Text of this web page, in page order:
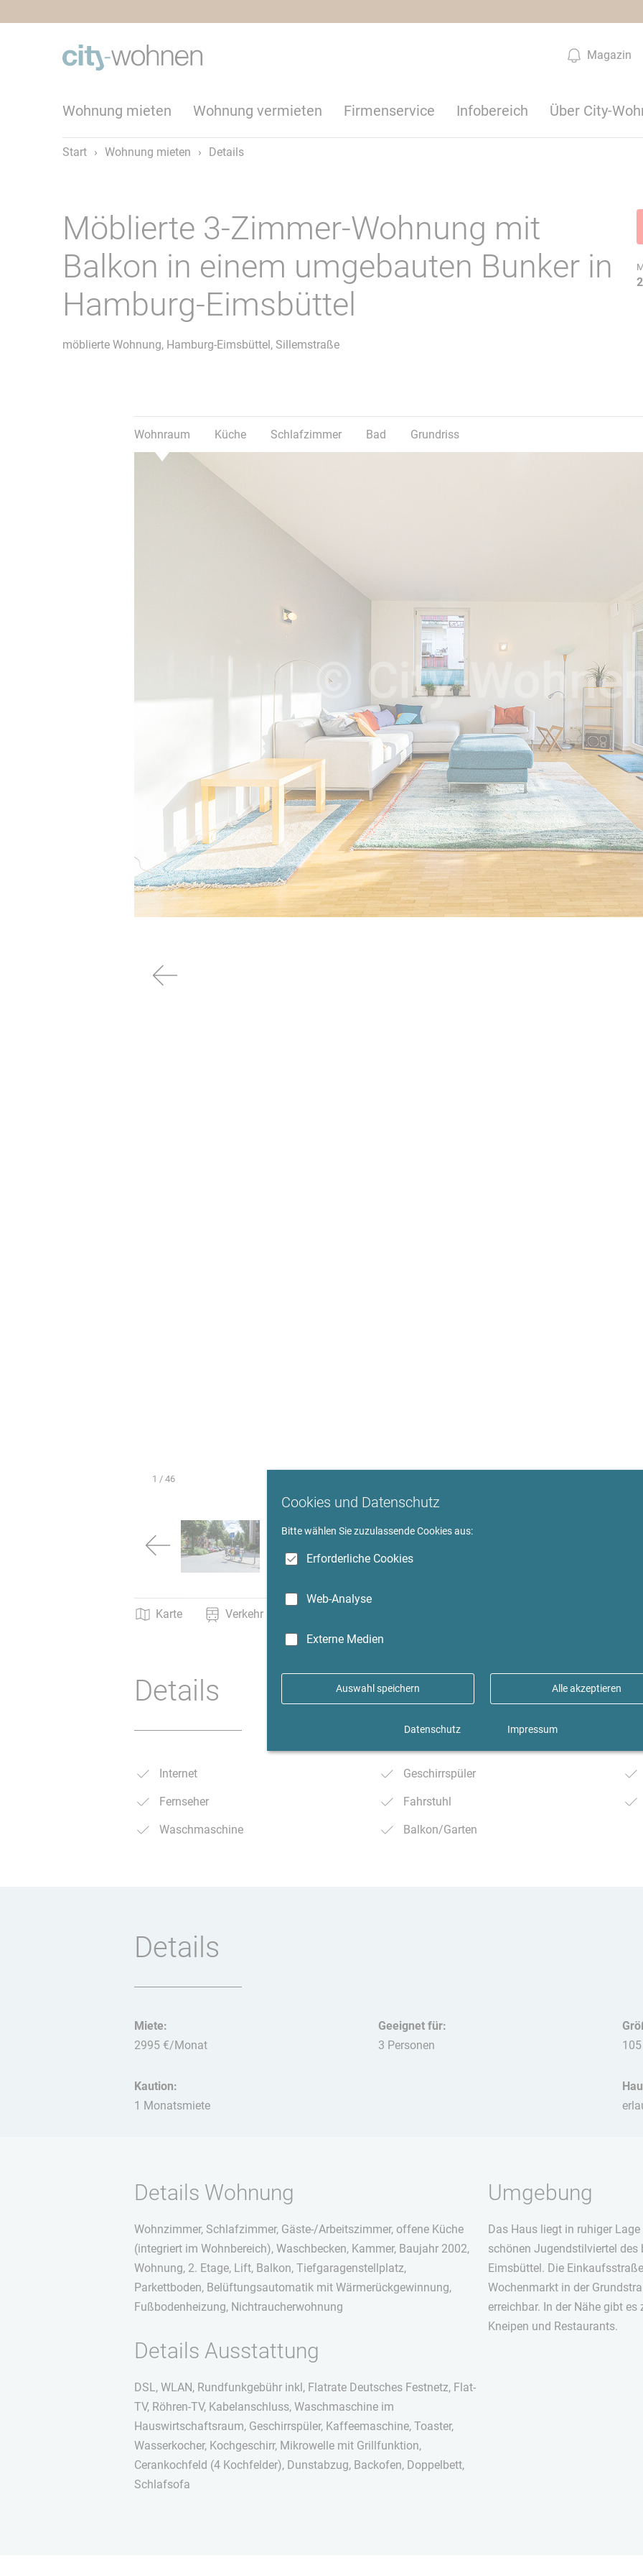
Magazin
Wohnung mieten Wohnung vermieten Firmenservice Infobereich Über City-
Start › Wohnung mieten › Details
Möblierte 3-Zimmer-Wohnung mit
Balkon in einem umgebauten Bunker in
Hamburg-Eimsbüttel
möblierte Wohnung, Hamburg-Eimsbüttel, Sillemstraße
Wohnraum Küche Schlafzimmer Bad Grundriss
1 / 46
→
Karte Verkehr
Details
Internet
Fernseher
Waschmaschine
Geschirrspüler
Fahrstuhl
Balkon/Garten
Details
Miete:
2995 €/Monat
Kaution:
1 Monatsmiete
Geeignet für:
3 Personen
Details Wohnung
Wohnzimmer, Schlafzimmer, Gäste-/Arbeitszimmer, offene Küche
(integriert im Wohnbereich), Waschbecken, Kammer, Baujahr 2002,
Wohnung, 2. Etage, Lift, Balkon, Tiefgaragenstellplatz,
Parkettboden, Belüftungsautomatik mit Wärmerückgewinnung,
Fußbodenheizung, Nichtraucherwohnung
Details Ausstattung
DSL, WLAN, Rundfunkgebühr inkl, Flatrate Deutsches Festnetz, Flat-
TV, Röhren-TV, Kabelanschluss, Waschmaschine im
Hauswirtschaftsraum, Geschirrspüler, Kaffeemaschine, Toaster,
Wasserkocher, Kochgeschirr, Mikrowelle mit Grillfunktion,
Cerankochfeld (4 Kochfelder), Dunstabzug, Backofen, Doppelbett,
Schlafsofa
Umgebung
Das Haus liegt in ruhiger
schönen Jugendstilviertel
Eimsbüttel. Die
Wochenmarkt in der
erreichbar. In der Nähe gibt
Kneipen und Restaurants.
Cookies und Datenschutz
Bitte wählen Sie zuzulassende Cookies aus:
Erforderliche Cookies
Web-Analyse
Externe Medien
Auswahl speichern Alle akzeptieren
Datenschutz Impressum